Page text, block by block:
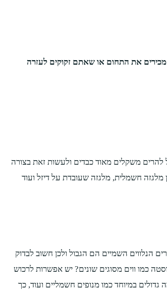
את התחום או שאתם זקוקים לעזרה
להרים משקלים מאוד כבדים ולעשות זאת בצורה
חשמלית, מלגזה שעובדת על דיזל ועוד
הנלווים השמיים הם הגבול ולכן חשוב לבדוק
כמו ווים מסוגים שונים? יש אפשרות לרכוש
במיוחד כמו מנופים חשמליים ועוד, כך